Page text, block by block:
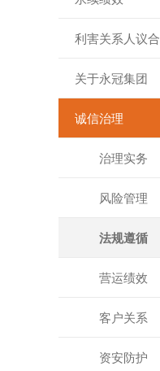
利害关系人议合
关于永冠集团
诚信治理
治理实务
风险管理
法规遵循
营运绩效
客户关系
资安防护